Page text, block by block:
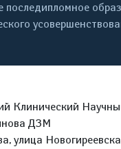
последипломное
Клинический
ДЗМ
улица